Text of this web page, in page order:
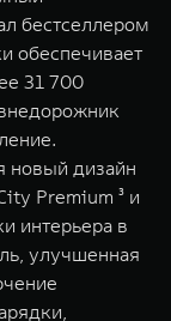
бестселлером
обеспечивает
31 700
новый дизайн
Premium ³ и
интерьера в
улучшенная